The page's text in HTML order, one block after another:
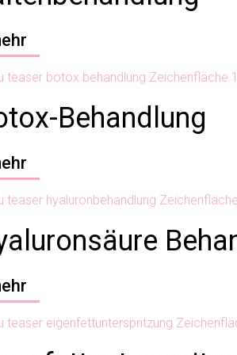
Behandlung